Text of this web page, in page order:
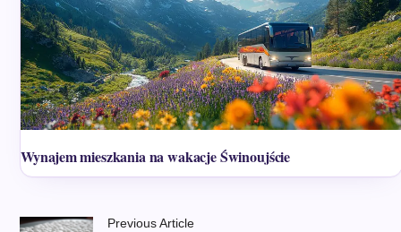
Wynajem mieszkania na wakacje Świnoujście
Previous Article